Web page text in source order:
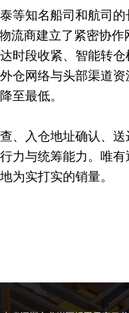
等知名船司和航司
流商建立了紧密协
时段收紧、智能转
仓网络与头部渠道
至最低。
、入仓地址确认、
力与统筹能力。唯
为实打实的销量。